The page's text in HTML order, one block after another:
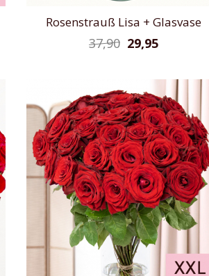
Rosenstrauß Lisa + Glasvase
29,95
37,90